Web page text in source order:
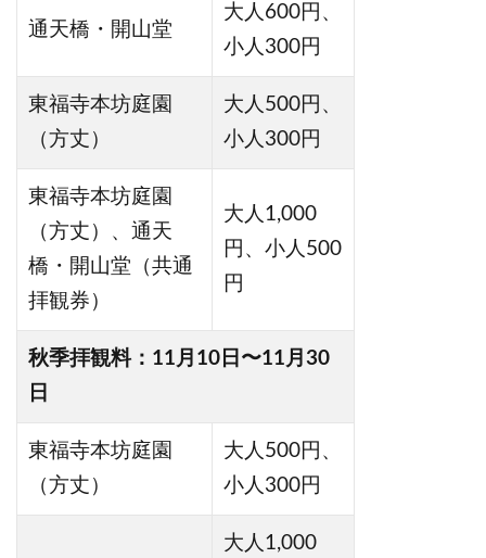
通天橋・開山堂
大人600円、
小人300円
東福寺本坊庭園
（方丈）
大人500円、
小人300円
東福寺本坊庭園
（方丈）、通天
橋・開山堂（共通
拝観券）
大人1,000
円、小人500
円
秋季拝観料：11月10日〜11月30
日
東福寺本坊庭園
（方丈）
大人500円、
小人300円
大人1,000